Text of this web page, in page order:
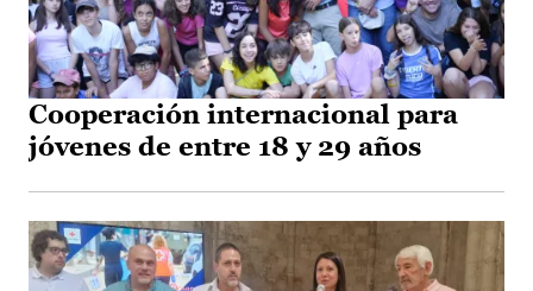
Cooperación internacional para
jóvenes de entre 18 y 29 años